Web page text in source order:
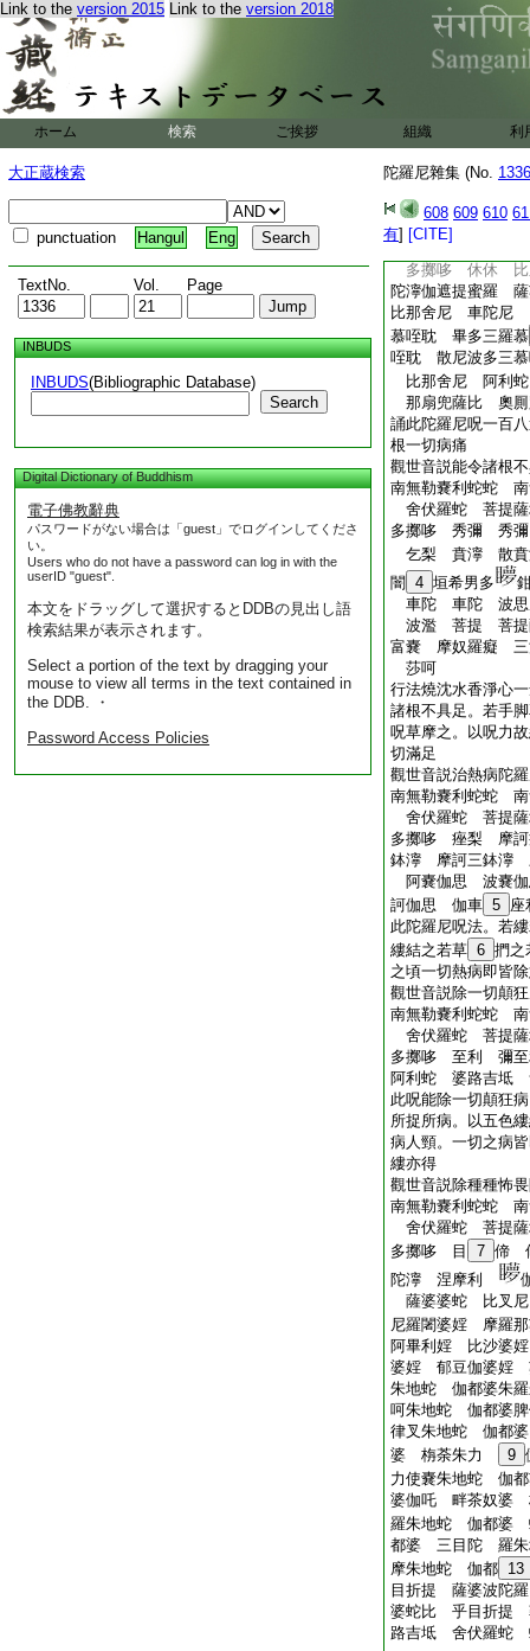
Link to the version 2015 Link to the version 2018
ホーム 検索 ご挨拶 組織 利
大正蔵検索
punctuation Hangul Eng
TextNo. Vol. Page
INBUDS
INBUDS(Bibliographic Database)
Search
Digital Dictionary of Buddhism
電子佛教辭典
パスワードがない場合は「guest」でログインしてくださ
い。
Users who do not have a password can log in with the
userID "guest".
本文をドラッグして選択するとDDBの見出し語
検索結果が表示されます。
Select a portion of the text by dragging your
mouse to view all terms in the text contained in
the DDB. ・
Password Access Policies
陀羅尼雜集 (No.
608 609 610
有] [CITE]
然不現
觀世音説滅罪得願
南無勒嚢利蛇蛇
舍伏羅蛇 菩提
行此陀羅尼法於觀
至心懺悔。誦此陀
一切罪業。獲大功
觀世音説除一切眼
南無勒嚢利蛇蛇
舍伏羅蛇 菩提
多擲哆 休休 比
陀濘伽遮提蜜羅
比那舍尼 車陀尼
慕咥耽 畢多三羅慕
咥耽 散尼波多三
比那舍尼 阿利
那扇兜薩比 奧
誦此陀羅尼呪一百
根一切病痛
觀世音説能令諸根
南無勒嚢利蛇蛇
舍伏羅蛇 菩提
多擲哆 秀彌 秀
乞梨 賁濘 散
闇 4 垣希男多
車陀 車陀 波思
波濫 菩提 菩提
富嚢 摩奴羅癡 三
莎呵
行法燒沈水香淨心
諸根不具足。若手
呪草摩之。以呪力
切滿足
觀世音説治熱病陀
南無勒嚢利蛇蛇
舍伏羅蛇 菩提
多擲哆 痤梨 摩
鉢濘 摩訶三鉢濘
阿嚢伽思 波嚢
訶伽思 伽車 5
此陀羅尼呪法。若
縷結之若草 6 捫之
之頃一切熱病即皆
觀世音説除一切顛
南無勒嚢利蛇蛇
舍伏羅蛇 菩提
多擲哆 至利 彌
阿利蛇 婆路吉坻
此呪能除一切顛狂
所捉所病。以五色
病人頸。一切之病
縷亦得
觀世音説除種種怖
南無勒嚢利蛇蛇
舍伏羅蛇 菩提
多擲哆 目
7 偙
陀濘 涅摩利
薩婆婆蛇 比叉
尼羅闍婆婬 摩羅
阿畢利婬 比沙婆
婆婬 郁豆伽婆婬
朱地蛇 伽都婆朱
呵朱地蛇 伽都婆
律叉朱地蛇 伽都
婆 栴荼朱力
9
力使嚢朱地蛇 伽
婆伽吒 畔茶奴婆
羅朱地蛇 伽都婆
都婆 三目陀 羅
摩朱地蛇 伽都 13
目折提 薩婆波陀
婆蛇比 乎目折提
路吉坻 舍伏羅